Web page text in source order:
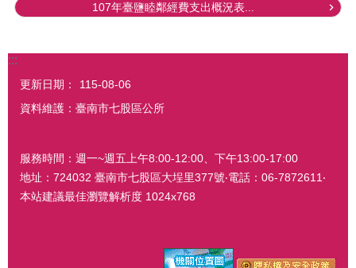
107年臺鹽睦鄰經費支出概況表...
:::
更新日期：
115-08-06
資料維護：臺南市七股區公所
服務時間：週一~週五上午8:00-12:00、下午13:00-17:00
地址：724032 臺南市七股區大埕里377號‧電話：06-7872611‧
本站建議最佳瀏覽解析度 1024x768